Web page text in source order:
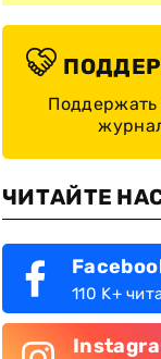
ЧИТАЙТЕ
110 K+